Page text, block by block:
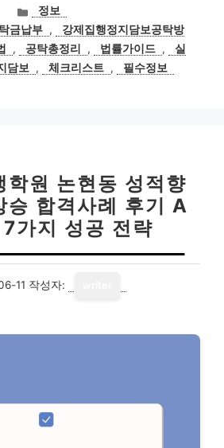
카
테
고
리
정보
금납부 ,
강제집행정지담보공탁방
, 공탁총정리 , 법률가이드 ,
실
담보 , 체크리스트 , 필수정보
학원 논현동 성적향
승 합격사례 후기 A
가지 성공 전략
11 작성자: